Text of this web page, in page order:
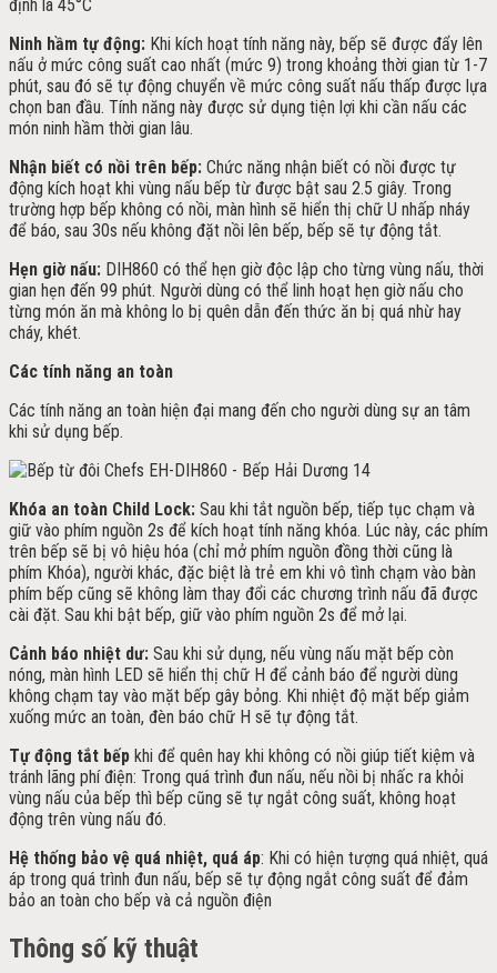
định là 45°C
Ninh hầm tự động: Khi kích hoạt tính năng này, bếp sẽ được đẩy lên
nấu ở mức công suất cao nhất (mức 9) trong khoảng thời gian từ 1-7
phút, sau đó sẽ tự động chuyển về mức công suất nấu thấp được lựa
chọn ban đầu. Tính năng này được sử dụng tiện lợi khi cần nấu các
món ninh hầm thời gian lâu.
Nhận biết có nồi trên bếp: Chức năng nhận biết có nồi được tự
động kích hoạt khi vùng nấu bếp từ được bật sau 2.5 giây. Trong
trường hợp bếp không có nồi, màn hình sẽ hiển thị chữ U nhấp nháy
để báo, sau 30s nếu không đặt nồi lên bếp, bếp sẽ tự động tắt.
Hẹn giờ nấu: DIH860 có thể hẹn giờ độc lập cho từng vùng nấu, thời
gian hẹn đến 99 phút. Người dùng có thể linh hoạt hẹn giờ nấu cho
từng món ăn mà không lo bị quên dẫn đến thức ăn bị quá nhừ hay
cháy, khét.
Các tính năng an toàn
Các tính năng an toàn hiện đại mang đến cho người dùng sự an tâm
khi sử dụng bếp.
Khóa an toàn Child Lock: Sau khi tắt nguồn bếp, tiếp tục chạm và
giữ vào phím nguồn 2s để kích hoạt tính năng khóa. Lúc này, các phím
trên bếp sẽ bị vô hiệu hóa (chỉ mở phím nguồn đồng thời cũng là
phím Khóa), người khác, đặc biệt là trẻ em khi vô tình chạm vào bàn
phím bếp cũng sẽ không làm thay đổi các chương trình nấu đã được
cài đặt. Sau khi bật bếp, giữ vào phím nguồn 2s để mở lại.
Cảnh báo nhiệt dư: Sau khi sử dụng, nếu vùng nấu mặt bếp còn
nóng, màn hình LED sẽ hiển thị chữ H để cảnh báo để người dùng
không chạm tay vào mặt bếp gây bỏng. Khi nhiệt độ mặt bếp giảm
xuống mức an toàn, đèn báo chữ H sẽ tự động tắt.
Tự động tắt bếp khi để quên hay khi không có nồi giúp tiết kiệm và
tránh lãng phí điện: Trong quá trình đun nấu, nếu nồi bị nhấc ra khỏi
vùng nấu của bếp thì bếp cũng sẽ tự ngắt công suất, không hoạt
động trên vùng nấu đó.
Hệ thống bảo vệ quá nhiệt, quá áp: Khi có hiện tượng quá nhiệt, quá
áp trong quá trình đun nấu, bếp sẽ tự động ngắt công suất để đảm
bảo an toàn cho bếp và cả nguồn điện
Thông số kỹ thuật